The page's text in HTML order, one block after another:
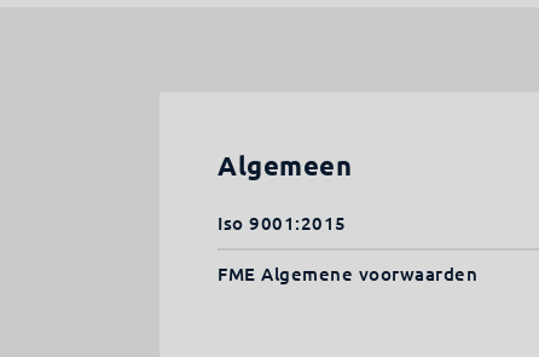
Algemeen
Iso 9001:2015
FME Algemene voorwaarden